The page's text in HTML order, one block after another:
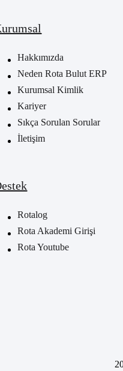
Hakkımızda
Neden Rota Bulut ERP
Kurumsal Kimlik
Kariyer
Sıkça Sorulan Sorular
İletişim
Rotalog
Rota Akademi Girişi
Rota Youtube